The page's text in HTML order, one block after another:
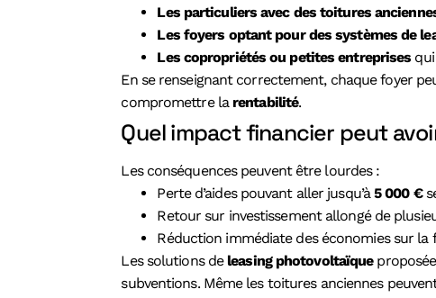
Les particuliers avec des toitures
Les foyers optant pour des systèmes de
Les copropriétés ou petites entreprises
En se renseignant correctement, chaque foyer
compromettre la rentabilité.
Quel impact financier peut
Les conséquences peuvent être lourdes :
Perte d’aides pouvant aller jusqu’à5 000 €
Retour sur investissement allongé de
Réduction immédiate des économies sur la
Les solutions de leasing photovoltaïque
subventions. Même les toitures anciennes